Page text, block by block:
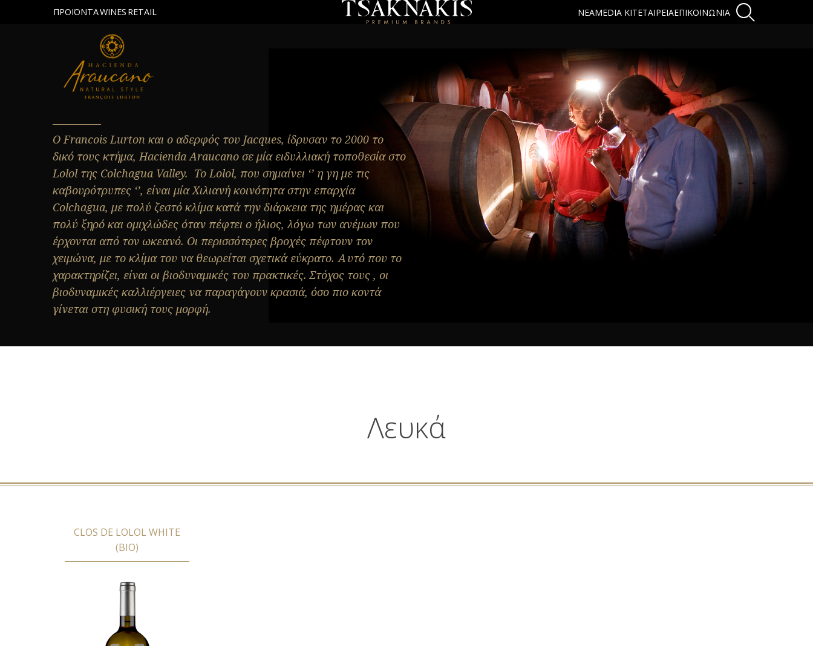
ΠΡΟΪΟΝΤΑWINES RETAIL ΝΕΑMEDIA KITΕΤΑΙΡΕΙΑΕΠΙΚΟΙΝΩΝΙΑ
Ο Francois Lurton και ο αδερφός του Jacques, ίδρυσαν το 2000 το
δικό τους κτήμα, Hacienda Araucano σε μία ειδυλλιακή τοποθεσία στο
Lolol της Colchagua Valley. Το Lolol, που σημαίνει ‘’ η γη με τις
καβουρότρυπες ‘’, είναι μία Χιλιανή κοινότητα στην επαρχία
Colchagua, με πολύ ζεστό κλίμα κατά την διάρκεια της ημέρας και
πολύ ξηρό και ομιχλώδες όταν πέφτει ο ήλιος, λόγω των ανέμων που
έρχονται από τον ωκεανό. Οι περισσότερες βροχές πέφτουν τον
χειμώνα, με το κλίμα του να θεωρείται σχετικά εύκρατο. Αυτό που το
χαρακτηρίζει, είναι οι βιοδυναμικές του πρακτικές. Στόχος τους , οι
βιοδυναμικές καλλιέργειες να παραγάγουν κρασιά, όσο πιο κοντά
γίνεται στη φυσική τους μορφή.
Λευκά
CLOS DE LOLOL WHITE
(BIO)